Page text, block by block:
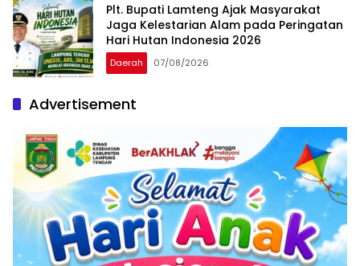
Plt. Bupati Lamteng Ajak Masyarakat
Jaga Kelestarian Alam pada Peringatan
Hari Hutan Indonesia 2026
Daerah 07/08/2026
Advertisement